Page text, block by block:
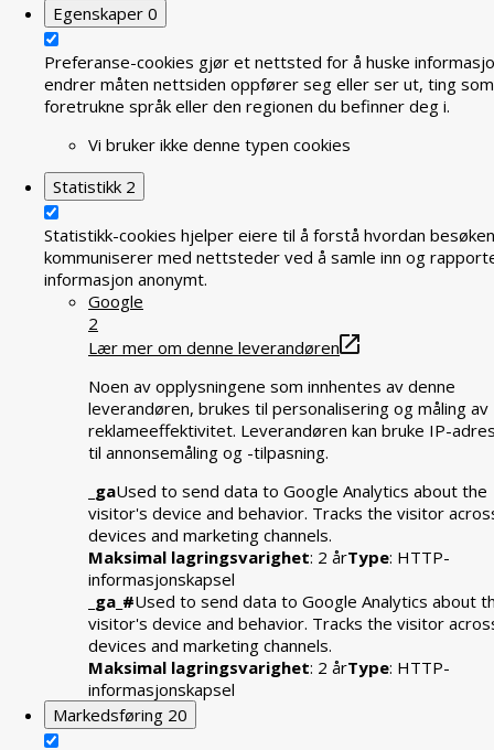
Egenskaper 0
Preferanse-cookies gjør et nettsted for å huske
endrer måten nettsiden oppfører seg eller ser ut, ting
foretrukne språk eller den regionen du befinner deg i.
Vi bruker ikke denne typen cookies
Statistikk 2
Statistikk-cookies hjelper eiere til å forstå hvordan
kommuniserer med nettsteder ved å samle inn og
informasjon anonymt.
Google
2
Lær mer om denne leverandøren
Noen av opplysningene som innhentes av denne
leverandøren, brukes til personalisering og måling av
reklameeffektivitet. Leverandøren kan bruke IP-
til annonsemåling og -tilpasning.
_gaUsed to send data to Google Analytics about the
visitor's device and behavior. Tracks the visitor
devices and marketing channels.
Maksimal lagringsvarighet: 2 årType: HTTP-
informasjonskapsel
_ga_#Used to send data to Google Analytics about
visitor's device and behavior. Tracks the visitor
devices and marketing channels.
Maksimal lagringsvarighet: 2 årType: HTTP-
informasjonskapsel
Markedsføring 20